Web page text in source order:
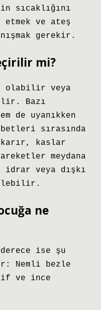
sıcaklığını
ve ateş
gerekir.
mi?
olabilir veya
Bazı
de uyanıkken
sırasında
kaslar
meydana
idrar veya dışkı
ne
ise şu
Nemli bezle
ve ince